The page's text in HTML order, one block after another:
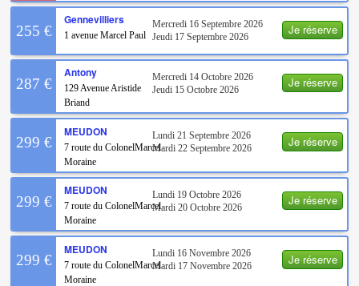
Je réserve
255 €
Gennevilliers
1 avenue Marcel Paul
Mercredi 16 Septembre 2026
Jeudi 17 Septembre 2026
Je réserve
287 €
Antony
129 Avenue Aristide
Briand
Mercredi 14 Octobre 2026
Jeudi 15 Octobre 2026
Je réserve
299 €
MEUDON
7 route du ColonelMarcel
Moraine
Lundi 21 Septembre 2026
Mardi 22 Septembre 2026
Je réserve
299 €
MEUDON
7 route du ColonelMarcel
Moraine
Lundi 19 Octobre 2026
Mardi 20 Octobre 2026
Je réserve
299 €
MEUDON
7 route du ColonelMarcel
Moraine
Lundi 16 Novembre 2026
Mardi 17 Novembre 2026